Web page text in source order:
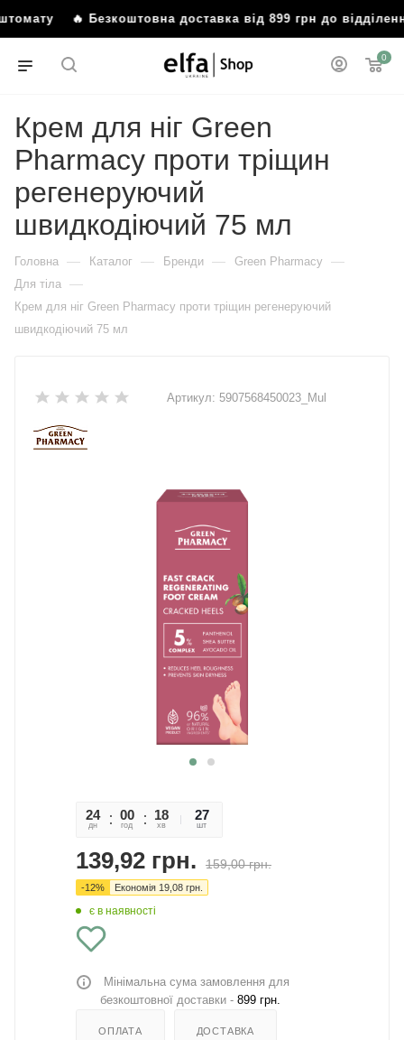
🔥 Безкоштовна доставка від 899 грн до
0
Крем для ніг Green
Pharmacy проти тріщин
регенеруючий
швидкодіючий 75 мл
Головна — Каталог — Бренди — Green Pharmacy —
Для тіла —
Крем для ніг Green Pharmacy проти тріщин регенеруючий
швидкодіючий 75 мл
Артикул: 5907568450023_Mul
24
дн
00
год
18
хв
27
сек
27
шт
139,92 грн. 159,00грн.
-12% Економія 19,08 грн.
є в наявності
Мінімальна сума замовлення для
безкоштовної доставки - 899 грн.
ОПЛАТА ДОСТАВКА